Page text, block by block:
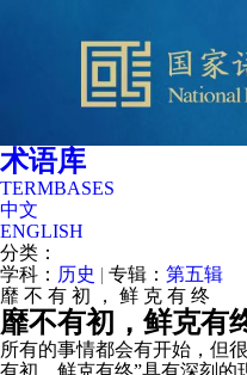
术语库
TERMBASES
中文
ENGLISH
分类：
学科： 历史 | 专辑： 第五辑
靡 不 有 初 ， 鲜 克 有 终
靡不有初，鲜克有
所有的事情都会有开始，但